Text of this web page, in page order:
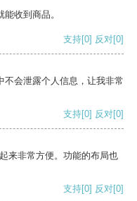
收到商品。
支持[0] 反对[0]
不会泄露个人信息，让我非常
支持[0] 反对[0]
来非常方便。功能的布局也
支持[0] 反对[0]